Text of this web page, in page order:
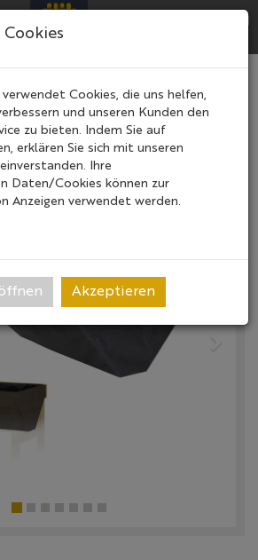
Ersatzvlies für
Cookies, die uns helfen,
und unseren Kunden den
zu bieten. Indem Sie auf
erklären Sie sich mit unseren
Ihre
Daten/Cookies können zur
Anzeigen verwendet werden.
Akzeptieren